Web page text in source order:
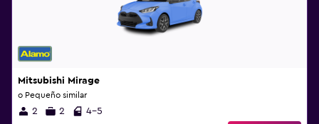
Mitsubishi Mirage
o Pequeño similar
2 2 4-5